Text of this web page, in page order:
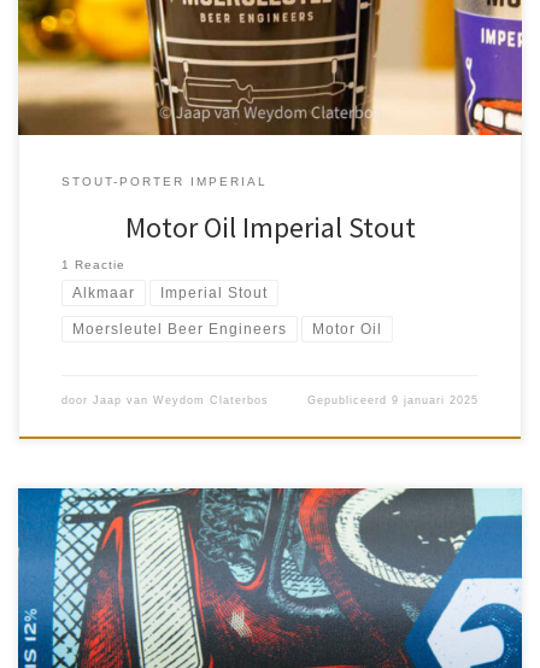
[…]
STOUT-PORTER IMPERIAL
Motor Oil Imperial Stout
1 Reactie
Alkmaar Imperial Stout
Moersleutel Beer Engineers Motor Oil
door Jaap van Weydom Claterbos Gepubliceerd9 januari 2025
Slechts drie bieren worden permanent gebrouwen bij Moersleutel
Craft Brewery te Alkmaar, waar onder de Motor Oil Russian
Imperial Stout. Alle andere bieren worden eenmalig